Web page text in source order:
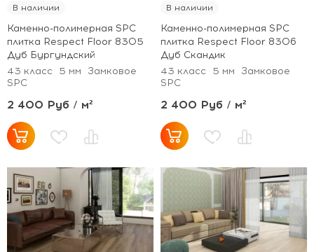
В наличии
Каменно-полимерная SPC
плитка Respect Floor 8305
Дуб Бургундский
43 класс
5 мм
Замковое
SPC
2 400 Руб / м²
В наличии
Каменно-полимерная SPC
плитка Respect Floor 8306
Дуб Скандик
43 класс
5 мм
Замковое
SPC
2 400 Руб / м²